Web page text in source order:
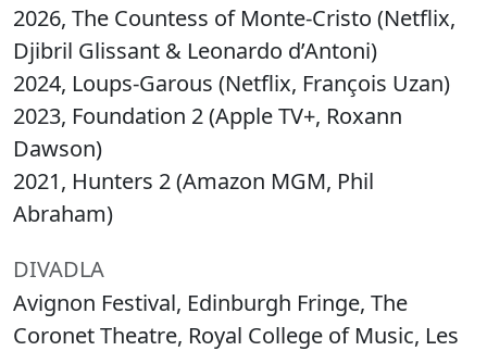
2026, The Countess of Monte-Cristo (Netflix,
Djibril Glissant & Leonardo d’Antoni)
2024, Loups-Garous (Netflix, François Uzan)
2023, Foundation 2 (Apple TV+, Roxann
Dawson)
2021, Hunters 2 (Amazon MGM, Phil
Abraham)
DIVADLA
Avignon Festival, Edinburgh Fringe, The
Coronet Theatre, Royal College of Music, Les